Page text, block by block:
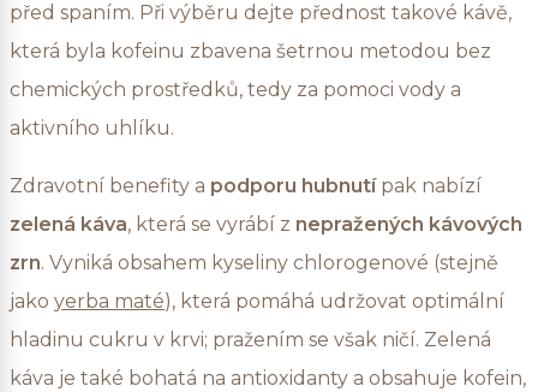
před spaním. Při výběru dejte přednost takové kávě,
která byla kofeinu zbavena šetrnou metodou bez
chemických prostředků, tedy za pomoci vody a
aktivního uhlíku.
Zdravotní benefity a podporu hubnutí pak nabízí
zelená káva, která se vyrábí z nepražených kávových
zrn. Vyniká obsahem kyseliny chlorogenové (stejně
jako yerba maté), která pomáhá udržovat optimální
hladinu cukru v krvi; pražením se však ničí. Zelená
káva je také bohatá na antioxidanty a obsahuje kofein,